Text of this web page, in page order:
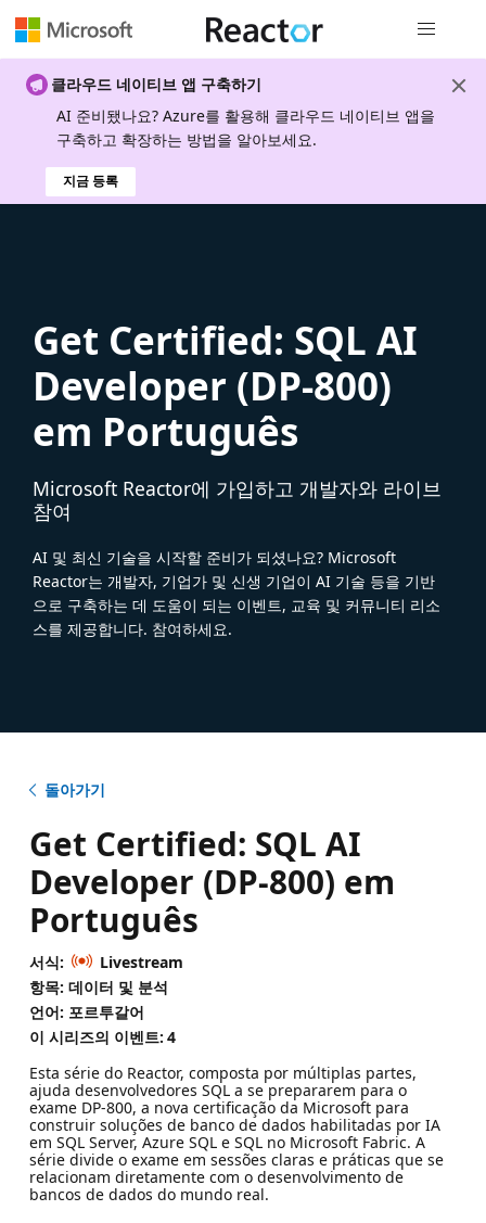
클라우드 네이티브 앱 구축하기
AI 준비됐나요? Azure를 활용해 클라우드 네이티브 앱을
구축하고 확장하는 방법을 알아보세요.
지금 등록
Get Certified: SQL AI
Developer (DP-800)
em Português
Microsoft Reactor에 가입하고 개발자와 라이브
참여
AI 및 최신 기술을 시작할 준비가 되셨나요? Microsoft
Reactor는 개발자, 기업가 및 신생 기업이 AI 기술 등을 기반
으로 구축하는 데 도움이 되는 이벤트, 교육 및 커뮤니티 리소
스를 제공합니다. 참여하세요.
돌아가기
Get Certified: SQL AI
Developer (DP-800) em
Português
서식:
Livestream
항목: 데이터 및 분석
언어: 포르투갈어
이 시리즈의 이벤트: 4
Esta série do Reactor, composta por múltiplas partes,
ajuda desenvolvedores SQL a se prepararem para o
exame DP-800, a nova certificação da Microsoft para
construir soluções de banco de dados habilitadas por IA
em SQL Server, Azure SQL e SQL no Microsoft Fabric. A
série divide o exame em sessões claras e práticas que se
relacionam diretamente com o desenvolvimento de
bancos de dados do mundo real.